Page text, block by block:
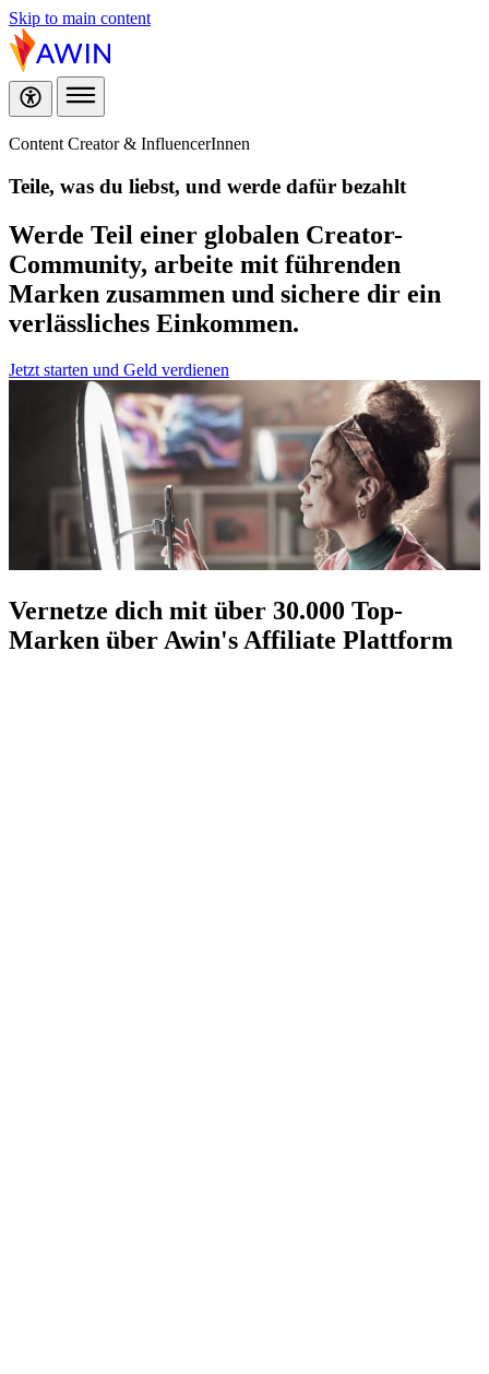
Skip to main content
Content Creator & InfluencerInnen
Teile, was du liebst, und werde dafür bezahlt
Werde Teil einer globalen Creator-
Community, arbeite mit führenden
Marken zusammen und sichere dir ein
verlässliches Einkommen.
Jetzt starten und Geld verdienen
Vernetze dich mit über 30.000 Top-
Marken über Awin's Affiliate Plattform